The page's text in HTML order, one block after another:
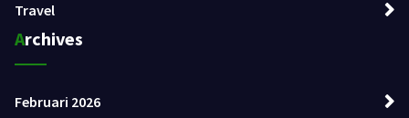
Travel
Archives
Februari 2026